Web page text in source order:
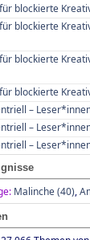
blockierte
blockierte
blockierte
blockierte
–
–
–
Malinche (40),